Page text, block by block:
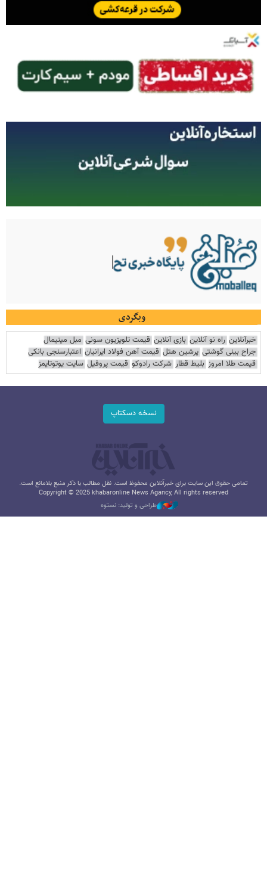
وبگردی
خبرآنلاین راه نو آنلاین بازی آنلاین قیمت تلویزیون سونی مبل مینیمال
جراح بینی گوشتی پرشین هتل قیمت آهن فولاد ایرانیان اعتبارسنجی بانکی
قیمت طلا امروز بلیط قطار شرکت رادوکو قیمت پروفیل سایت یوتوتایمز
نسخه دسکتاپ
تمامی حقوق این سایت برای خبرآنلاین محفوظ است. نقل مطالب با ذکر منبع بلامانع است.
Copyright © 2025 khabaronline News Agancy, All rights reserved
طراحی و تولید: نستوه